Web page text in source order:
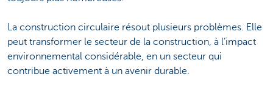
La construction circulaire résout plusieurs problèmes. Elle
peut transformer le secteur de la construction, à l’impact
environnemental considérable, en un secteur qui
contribue activement à un avenir durable.